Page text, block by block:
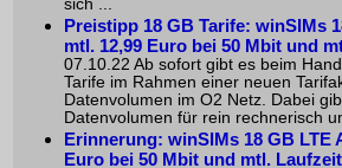
sich ...
Preistipp 18 GB Tarife: winSIMs
mtl. 12,99 Euro bei 50 Mbit und
07.10.22 Ab sofort gibt es beim
Tarife im Rahmen einer neuen
Datenvolumen im O2 Netz. Dabei
Datenvolumen für rein rechnerisch
Erinnerung: winSIMs 18 GB LTE
Euro bei 50 Mbit und mtl. Laufzeit